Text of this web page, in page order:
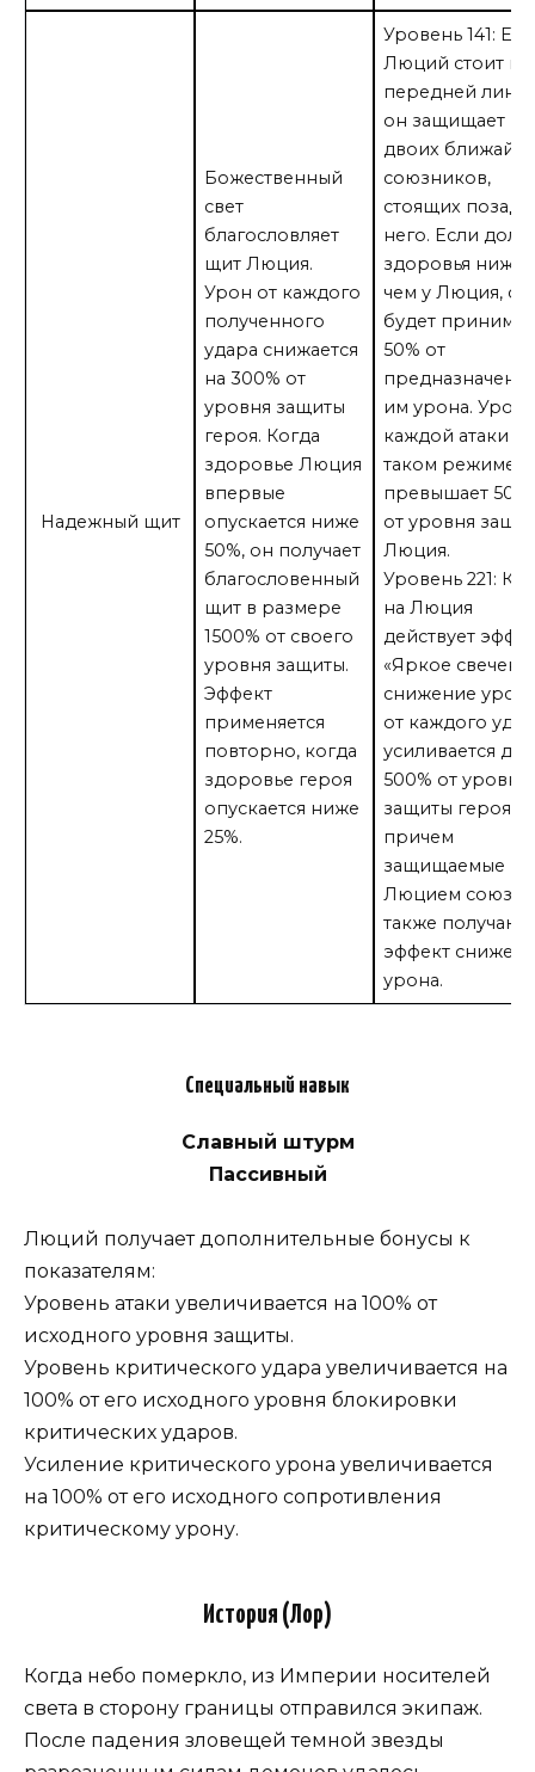
Надежный щит
Божественный
свет
благословляет
щит Люция.
Урон от каждого
полученного
удара снижается
на 300% от
уровня защиты
героя. Когда
здоровье Люция
впервые
опускается ниже
50%, он получает
благословенный
щит в размере
1500% от своего
уровня защиты.
Эффект
применяется
повторно, когда
здоровье героя
опускается ниже
25%.
Уровень 141:
Люций стоит на
передней
он защищает
двоих
союзников,
стоящих позади
него. Если доля
здоровья ниже,
чем у Люция, он
будет
50% от
им урона. Урон
каждой атаки в
таком режиме
превышает
от уровня
Люция.
Уровень 221:
на Люция
действует
«Яркое
снижение
от каждого
усиливается до
500% от уровня
защиты героя,
причем
защищаемые
Люцием
также получают
эффект
урона.
Специальный навык
Славный штурм
Пассивный
Люций получает дополнительные бонусы к
показателям:
Уровень атаки увеличивается на 100% от
исходного уровня защиты.
Уровень критического удара увеличивается на
100% от его исходного уровня блокировки
критических ударов.
Усиление критического урона увеличивается
на 100% от его исходного сопротивления
критическому урону.
История (Лор)
Когда небо померкло, из Империи носителей
света в сторону границы отправился экипаж.
После падения зловещей темной звезды